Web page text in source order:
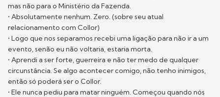
mas não para o Ministério da Fazenda.
• Absolutamente nenhum. Zero. (sobre seu atual
relacionamento com Collor)
• Logo que nos separamos recebi uma ligação para não ir a um
evento, senão eu não voltaria, estaria morta.
• Aprendi a ser forte, guerreira e não ter medo de qualquer
circunstância. Se algo acontecer comigo, não tenho inimigos,
então só poderá ser o Collor.
• Ele nunca pediu para matar ninguém. Começou quando nós